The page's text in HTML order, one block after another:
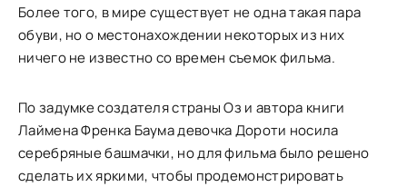
Более того, в мире существует не одна такая пара
обуви, но о местонахождении некоторых из них
ничего не известно со времен съемок фильма.
По задумке создателя страны Оз и автора книги
Лаймена Френка Баума девочка Дороти носила
серебряные башмачки, но для фильма было решено
сделать их яркими, чтобы продемонстрировать